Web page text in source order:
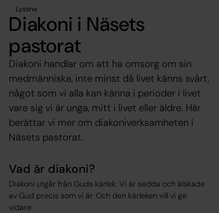
Lyssna
Diakoni i Näsets
pastorat
Diakoni handlar om att ha omsorg om sin
medmänniska, inte minst då livet känns svårt,
något som vi alla kan känna i perioder i livet
vare sig vi är unga, mitt i livet eller äldre. Här
berättar vi mer om diakoniverksamheten i
Näsets pastorat.
Vad är diakoni?
Diakoni utgår från Guds kärlek. Vi är sedda och älskade
av Gud precis som vi är. Och den kärleken vill vi ge
vidare.